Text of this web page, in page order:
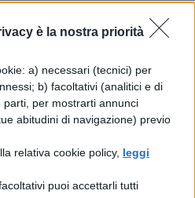
è la nostra priorità
a) necessari (tecnici) per
b) facoltativi (analitici e di
per mostrarti annunci
abitudini di navigazione) previo
relativa cookie policy, leggi
puoi accettarli tutti
si sarebbero stufati
che parlavano dei
“Zombie” dei The
un bambino che muore
terroristici
degli anni ’90.